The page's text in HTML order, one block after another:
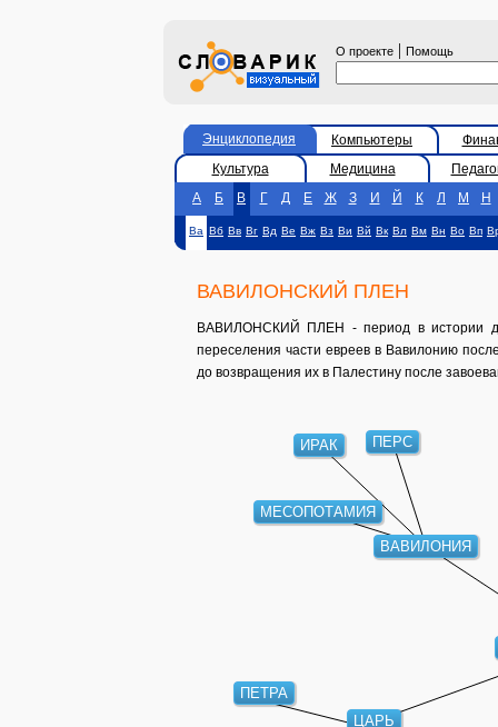
О проекте | Помощь
Энциклопедия Компьютеры
Культура
Медицина
А
Б В Г Д Е Ж З И Й К Л М Н
Ва Вб Вв Вг Вд Ве Вж Вз Ви Вй Вк Вл Вм Вн Во Вп
ВАВИЛОНСКИЙ ПЛЕН
ВАВИЛОНСКИЙ ПЛЕН - период в истории
переселения части евреев в Вавилонию
до возвращения их в Палестину после
ВАВИЛОНИЯ
ЦАРЬ
МЕСОПОТАМИЯ
ИРАК ПЕРС
ПЕТРА